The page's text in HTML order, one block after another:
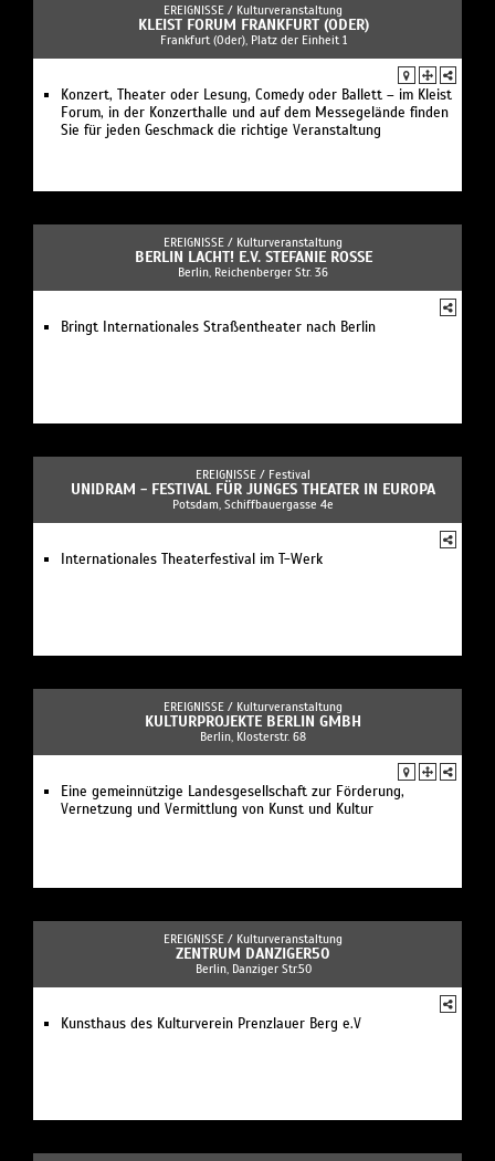
EREIGNISSE / Kulturveranstaltung
KLEIST FORUM FRANKFURT (ODER)
Frankfurt (Oder), Platz der Einheit 1
Konzert, Theater oder Lesung, Comedy oder Ballett – im Kleist
Forum, in der Konzerthalle und auf dem Messegelände finden
Sie für jeden Geschmack die richtige Veranstaltung
EREIGNISSE / Kulturveranstaltung
BERLIN LACHT! E.V. STEFANIE ROSSE
Berlin, Reichenberger Str. 36
Bringt Internationales Straßentheater nach Berlin
EREIGNISSE / Festival
UNIDRAM - FESTIVAL FÜR JUNGES THEATER IN EUROPA
Potsdam, Schiffbauergasse 4e
Internationales Theaterfestival im T-Werk
EREIGNISSE / Kulturveranstaltung
KULTURPROJEKTE BERLIN GMBH
Berlin, Klosterstr. 68
Eine gemeinnützige Landesgesellschaft zur Förderung,
Vernetzung und Vermittlung von Kunst und Kultur
EREIGNISSE / Kulturveranstaltung
ZENTRUM DANZIGER50
Berlin, Danziger Str.50
Kunsthaus des Kulturverein Prenzlauer Berg e.V